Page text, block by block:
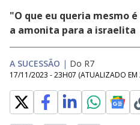
"O que eu queria mesmo
a amonita para a israelita
A SUCESSÃO | Do R7
17/11/2023 - 23H07 (ATUALIZADO EM